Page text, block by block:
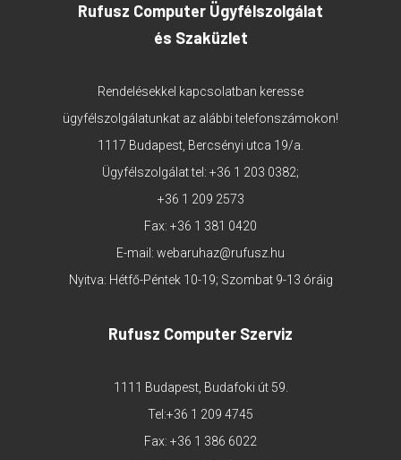
Rufusz Computer Ügyfélszolgálat
és Szaküzlet
Rendelésekkel kapcsolatban keresse
ügyfélszolgálatunkat az alábbi telefonszámokon!
1117 Budapest, Bercsényi utca 19/a.
Ügyfélszolgálat tel: +36 1 203 0382;
+36 1 209 2573
Fax: +36 1 381 0420
E-mail: webaruhaz@rufusz.hu
Nyitva: Hétfő-Péntek 10-19; Szombat 9-13 óráig
Rufusz Computer Szerviz
1111 Budapest, Budafoki út 59.
Tel:+36 1 209 4745
Fax: +36 1 386 6022